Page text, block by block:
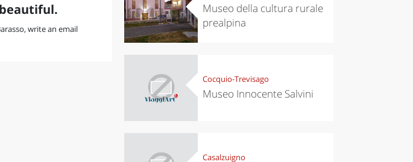
write an email
Museo della cultura rurale
prealpina
Cocquio-Trevisago
Museo Innocente Salvini
Casalzuigno